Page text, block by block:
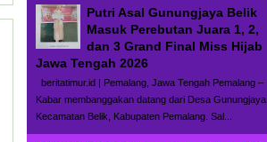
Putri Asal Gunungjaya Belik
Masuk Perebutan Juara 1, 2,
dan 3 Grand Final Miss Hijab
Jawa Tengah 2026
beritatimur.id | Pemalang, Jawa Tengah Pemalang –
Kabar membanggakan datang dari Desa Gunungjaya,
Kecamatan Belik, Kabupaten Pemalang. Sal...